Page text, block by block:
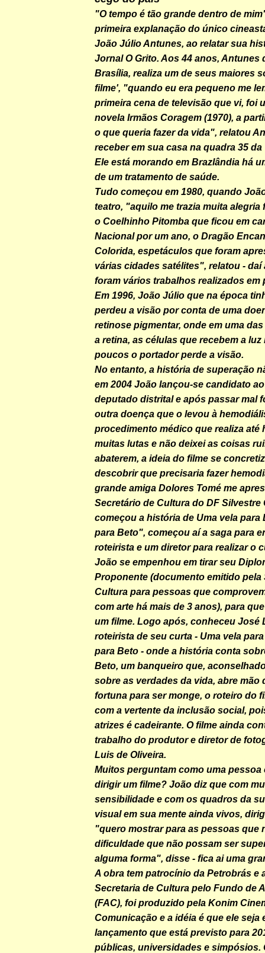
"O tempo é tão grande dentro de
primeira explanação do único
João Júlio Antunes, ao relatar sua
Jornal O Grito. Aos 44 anos, Antunes
Brasília, realiza um de seus maiores
filme', "quando eu era pequeno me
primeira cena de televisão que vi, foi
novela Irmãos Coragem (1970), a
o que queria fazer da vida", relatou
receber em sua casa na quadra 35 da
Ele está morando em Brazlândia há
de um tratamento de saúde.
Tudo começou em 1980, quando
teatro, "aquilo me trazia muita alegria
o Coelhinho Pitomba que ficou em
Nacional por um ano, o Dragão
Colorida, espetáculos que foram
várias cidades satélites", relatou - daí
foram vários trabalhos realizados em
Em 1996, João Júlio que na época
perdeu a visão por conta de uma
retinose pigmentar, onde em uma
a retina, as células que recebem a luz
poucos o portador perde a visão.
No entanto, a história de superação
em 2004 João lançou-se candidato
deputado distrital e após passar mal
outra doença que o levou à
procedimento médico que realiza até
muitas lutas e não deixei as coisas
abaterem, a ideia do filme se
descobrir que precisaria fazer
grande amiga Dolores Tomé me
Secretário de Cultura do DF Silvestre
começou a história de Uma vela para
para Beto", começou aí a saga para
roteirista e um diretor para realizar o
João se empenhou em tirar seu
Proponente (documento emitido pela
Cultura para pessoas que
com arte há mais de 3 anos), para
um filme. Logo após, conheceu José
roteirista de seu curta - Uma vela
para Beto - onde a história conta
Beto, um banqueiro que,
sobre as verdades da vida, abre mão
fortuna para ser monge, o roteiro do
com a vertente da inclusão social,
atrizes é cadeirante. O filme ainda
trabalho do produtor e diretor de
Luis de Oliveira.
Muitos perguntam como uma pessoa
dirigir um filme? João diz que com
sensibilidade e com os quadros da
visual em sua mente ainda vivos,
"quero mostrar para as pessoas que
dificuldade que não possam ser
alguma forma", disse - fica ai uma
A obra tem patrocínio da Petrobrás e
Secretaria de Cultura pelo Fundo de
(FAC), foi produzido pela Konim
Comunicação e a idéia é que ele seja
lançamento que está previsto para
públicas, universidades e simpósios.